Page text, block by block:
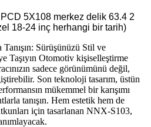
5X108 merkez delik 63.4 2
18-24 inç herhangi bir tarih)
Sürüşünüzü Stil ve
Taşıyın Otomotiv kişiselleştirme
sadece görünümünü değil,
Son teknoloji tasarım, üstün
mükemmel bir karışımı
tanışın. Hem estetik hem de
için tasarlanan NNX-S103,